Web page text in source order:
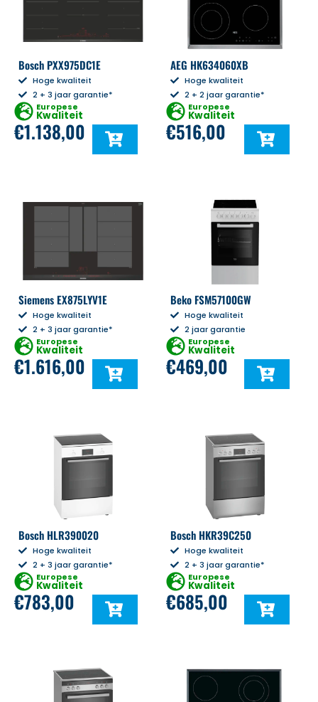
Bosch PXX975DC1E
Hoge kwaliteit
2 + 3 jaar garantie*
Europese
Kwaliteit
€1.138,00
AEG HK634060XB
Hoge kwaliteit
2 + 2 jaar garantie*
Europese
Kwaliteit
€516,00
Siemens EX875LYV1E
Hoge kwaliteit
2 + 3 jaar garantie*
Europese
Kwaliteit
€1.616,00
Beko FSM57100GW
Hoge kwaliteit
2 jaar garantie
Europese
Kwaliteit
€469,00
Bosch HLR390020
Hoge kwaliteit
2 + 3 jaar garantie*
Europese
Kwaliteit
€783,00
Bosch HKR39C250
Hoge kwaliteit
2 + 3 jaar garantie*
Europese
Kwaliteit
€685,00